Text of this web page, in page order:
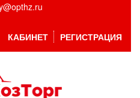
КАБИНЕТ РЕГИСТРАЦИЯ